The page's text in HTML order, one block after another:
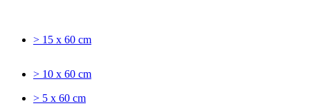
> 15 x 60 cm
> 10 x 60 cm
> 5 x 60 cm